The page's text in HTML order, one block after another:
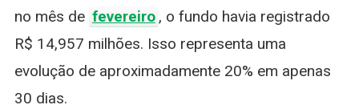
no mês de fevereiro , o fundo havia registrado
R$ 14,957 milhões. Isso representa uma
evolução de aproximadamente 20% em apenas
30 dias.